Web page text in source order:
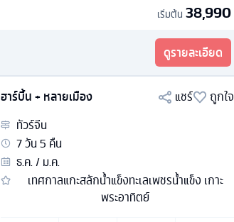
เริ่มต้น 38,990
ดูรายละเอียด
ฮาร์บิ้น + หลายเมือง แชร์
ถูกใจ
ทัวร์จีน
7วัน5 คืน
ธ.ค. / ม.ค.
เทศกาลแกะสลักน้ำแข็งทะเลเพชรน้ำแข็ง เกาะ
พระอาทิตย์